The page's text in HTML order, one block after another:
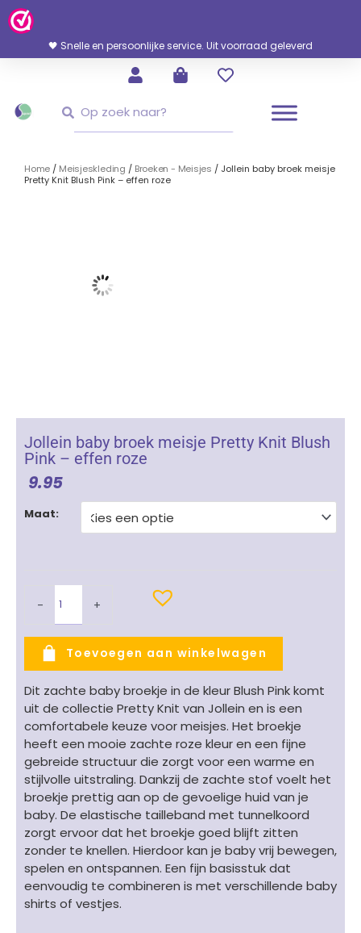
Ga
Naar
Inhoud
🖤 Snelle en persoonlijke service. Uit voorraad geleverd
Home / Meisjeskleding / Broeken - Meisjes / Jollein baby broek meisje
Pretty Knit Blush Pink – effen roze
Jollein baby broek meisje Pretty Knit Blush
Pink – effen roze
9.95
Maat:
-
Jollein
Pink
effen
roze
aantal
+
Toevoegen aan winkelwagen
Dit zachte baby broekje in de kleur Blush Pink komt
uit de collectie Pretty Knit van Jollein en is een
comfortabele keuze voor meisjes. Het broekje
heeft een mooie zachte roze kleur en een fijne
gebreide structuur die zorgt voor een warme en
stijlvolle uitstraling. Dankzij de zachte stof voelt het
broekje prettig aan op de gevoelige huid van je
baby. De elastische tailleband met tunnelkoord
zorgt ervoor dat het broekje goed blijft zitten
zonder te knellen. Hierdoor kan je baby vrij bewegen,
spelen en ontspannen. Een fijn basisstuk dat
eenvoudig te combineren is met verschillende baby
shirts of vestjes.